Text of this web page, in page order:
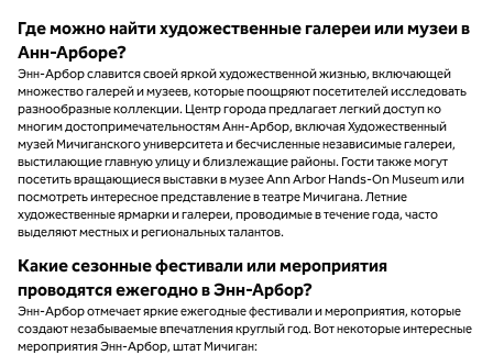
Где можно найти художественные галереи или музеи в
Анн-Арборе?
Энн-Арбор славится своей яркой художественной жизнью, включающей
множество галерей и музеев, которые поощряют посетителей исследовать
разнообразные коллекции. Центр города предлагает легкий доступ ко
многим достопримечательностям Анн-Арбор, включая Художественный
музей Мичиганского университета и бесчисленные независимые галереи,
выстилающие главную улицу и близлежащие районы. Гости также могут
посетить вращающиеся выставки в музее Ann Arbor Hands-On Museum или
посмотреть интересное представление в театре Мичигана. Летние
художественные ярмарки и галереи, проводимые в течение года, часто
выделяют местных и региональных талантов.
Какие сезонные фестивали или мероприятия
проводятся ежегодно в Энн-Арбор?
Энн-Арбор отмечает яркие ежегодные фестивали и мероприятия, которые
создают незабываемые впечатления круглый год. Вот некоторые интересные
мероприятия Энн-Арбор, штат Мичиган: